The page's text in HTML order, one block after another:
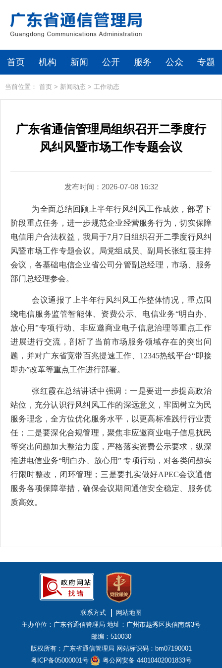
首页 机构 新闻 公开 服务 公众 专题
当前位置： 首页 > 新闻动态 > 工作动态
广东省通信管理局组织召开二季度行
风纠风暨市场工作专题会议
发布时间：2026-07-08 16:32
为全面总结回顾上半年行风纠风工作成效 ， 部署下
阶段重点任务， 进一步规范企业经营服务行为，切实保障
电信用户合法权益，我局于7月 7 日 组织召开二季度行风纠
风暨市场工作专题会议。局党组成员、副局长张红霞主持
会议，各基础电信企业省公司分管副总经理，市场、
服务
部门总经理参会。
会议通报了上半年行风纠风工作整体情况 ， 重点围
绕电信服务监管智能体
资费公示、电信业务“明白办、
放心用”专项行动
、非应邀商业电子信息治理等重点工作
进展进行交流 ， 剖析了当前市场服务领域存在的突出问
题，并对广东省宽带百兆提速工作
12345热线平台“即接
即办”改革等重点工作进行部署。
张红霞在总结讲话中强调：一是要进一步提高政治
站位， 充分认识行风纠风工作的深远意义 ， 牢固树立为民
服务理念，全方位优化服务水平， 以更高标准践行行业责
任；二是要深化合规管理，聚焦非应邀商业电子信息扰民
等突出问题加大整治力度，严格落实资费公示要求，纵深
推进电信业务“明白办、放心用” 专项行动，对各类问题实
行限时整改，闭环管理 ；三是要扎实做好APEC会议通信
服务各项保障举措，确保会议期间通信安全稳定、服务优
质高效。
联系方式
网站地图
主办单位：广东省通信管理局 地址：广州市越秀区执信南路3号
邮编：510030
版权所有：广东省通信管理局 网站标识码：bm07190001
粤ICP备05000001号
粤公网安备 44010402001833号